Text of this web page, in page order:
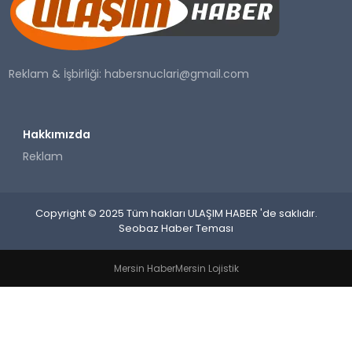
SAĞLIK
YAŞAM
Reklam & İşbirliği:habersnuclari@gmail.com
Hakkımızda
Reklam
Copyright © 2025 Tüm hakları ULAŞIM HABER 'de saklıdır.
Seobaz Haber Teması
Mersin HaberMersin Lojistik